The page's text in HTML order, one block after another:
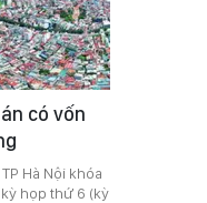
có vốn
Hà Nội khóa
họp thứ 6 (kỳ